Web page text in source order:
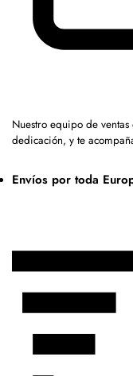
Nuestro equipo de
dedicación, y te
Envíos por toda